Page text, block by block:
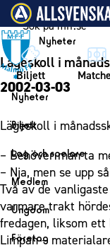
Vidare till innehållet
Nyheter
Biljett
Nyheter
Nyheter
Biljett
Biljett
Årskort herr
Årskort dam
Mitt MFF
Biljetter till
Lag och spelare
Lag
Herrlaget
Spelare
Ledarstab
Medlem
Medlemskap i
Årsmöte 2026
Ungdom
MFF Ungdom
Företag
Lägeskoll i
2002-03-03
Lägeskoll i
– Behöver man ta
– Nja, men se upp
Två av de
varmare trakt
fredagen, liksom ett
Limpan –